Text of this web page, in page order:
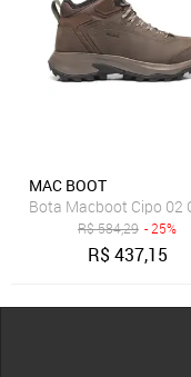
MAC BOOT
Bota Macboot Cipo 02
R$584,29 - 25%
R$437,15